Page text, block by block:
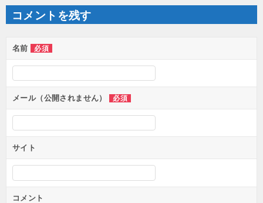
ゲ
ー
シ
ン
コメントを残す
名前 必須
メール（公開されません） 必須
サイト
コメント